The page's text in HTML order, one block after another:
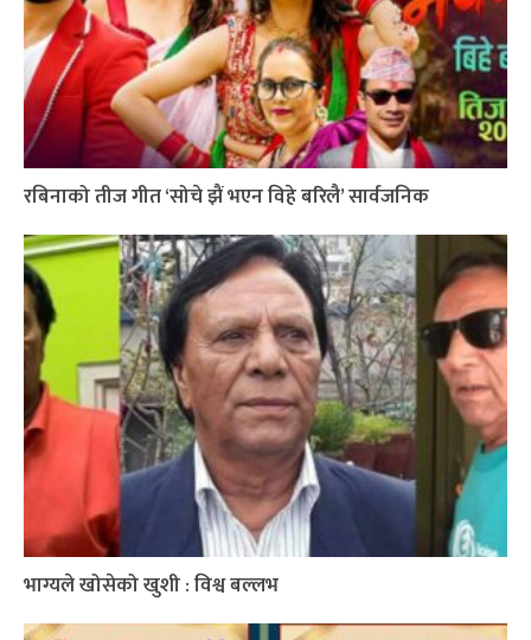
रबिनाको तीज गीत ‘सोचे झैं भएन विहे बरिलै’ सार्वजनिक
भाग्यले खोसेको खुशी : विश्व बल्लभ